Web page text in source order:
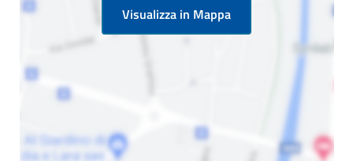
Visualizza in Mappa